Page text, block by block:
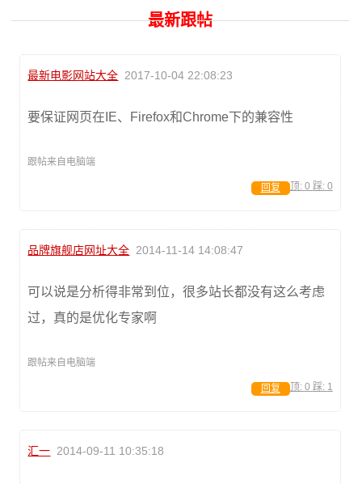
最新跟帖
最新电影网站大全 2017-10-04 22:08:23
要保证网页在IE、Firefox和Chrome下的兼容性
跟帖来自电脑端
顶: 0 踩: 0
回复
品牌旗舰店网址大全 2014-11-14 14:08:47
可以说是分析得非常到位，很多站长都没有这么考虑
过，真的是优化专家啊
跟帖来自电脑端
顶: 0 踩: 1
回复
汇一 2014-09-11 10:35:18